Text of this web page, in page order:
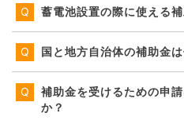
蓄電池設置の際に使える
国と地方自治体の補助金
補助金を受けるための申
か？